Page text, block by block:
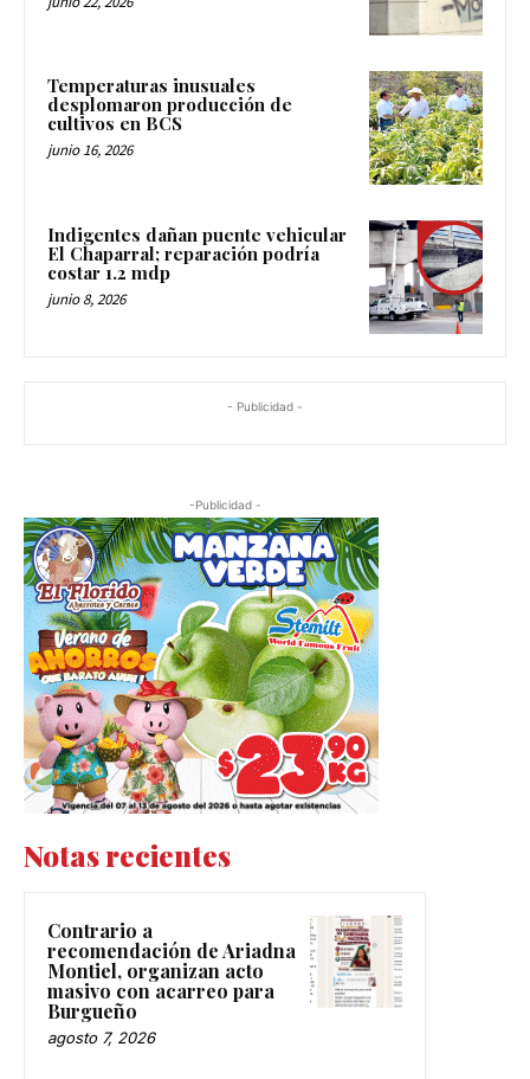
Temperaturas inusuales
desplomaron producción de
cultivos en BCS
junio 16, 2026
Indigentes dañan puente vehicular
El Chaparral; reparación podría
costar 1.2 mdp
junio 8, 2026
- Publicidad -
-Publicidad -
Notas recientes
Contrario a
recomendación de Ariadna
Montiel, organizan acto
masivo con acarreo para
Burgueño
agosto 7, 2026